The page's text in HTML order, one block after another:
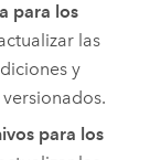
para los
las
y
para los